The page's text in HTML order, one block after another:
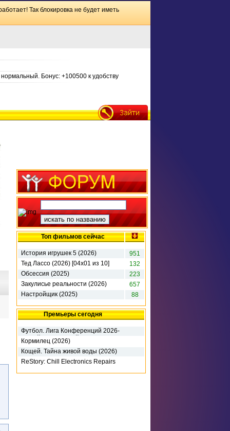
Так блокировка не будет иметь
Бонус: +100500 к удобству
Топ фильмов сейчас
История игрушек 5 (2026)
951
Тед Лассо (2026) [04х01 из 10]
132
Обсессия (2025)
223
Закулисье реальности (2026)
657
Настройщик (2025)
88
Премьеры сегодня
Футбол. Лига Конференций 2026-
27. 3-й кв раунд. 1-й матч. Динамо
К (2026)
Кормилец (2026)
Кощей. Тайна живой воды (2026)
ReStory: Chill Electronics Repairs